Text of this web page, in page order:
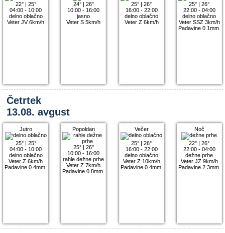
22°| 25°
04:00 - 10:00
delno oblačno
Veter JV 6km/h
24°| 26°
10:00 - 16:00
jasno
Veter S 5km/h
25° |26°
16:00 - 22:00
delno oblačno
Veter Z 6km/h
25° |26°
22:00 - 04:00
delno oblačno
Veter SSZ 3km/h
Padavine 0.1mm.
Četrtek
13.08. avgust
Jutro
25°| 25°
04:00 - 10:00
delno oblačno
Veter Z 6km/h
Padavine 0.4mm.
Popoldan
25°| 26°
10:00 - 16:00
rahle dežne prhe
Veter Z 7km/h
Padavine 0.8mm.
Večer
25° |26°
16:00 - 22:00
delno oblačno
Veter Z 10km/h
Padavine 0.4mm.
Noč
22° |26°
22:00 - 04:00
dežne prhe
Veter JZ 9km/h
Padavine 2.3mm.